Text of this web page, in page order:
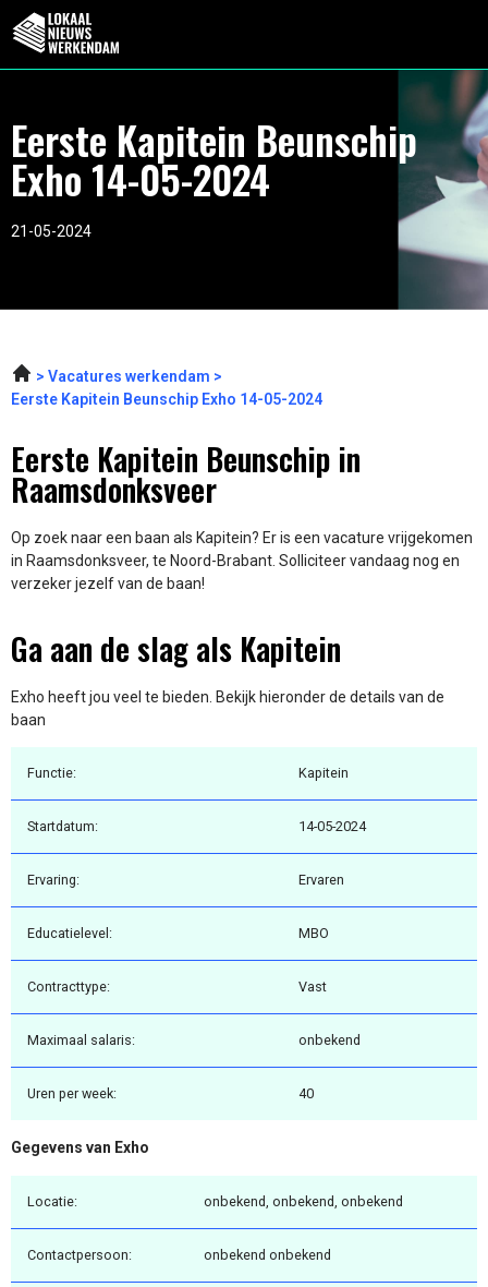
Eerste Kapitein Beunschip
Exho 14-05-2024
21-05-2024
Vacatures werkendam
Eerste Kapitein Beunschip Exho 14-05-2024
Eerste Kapitein Beunschip in
Raamsdonksveer
Op zoek naar een baan als Kapitein? Er is een vacature vrijgekomen
in Raamsdonksveer, te Noord-Brabant. Solliciteer vandaag nog en
verzeker jezelf van de baan!
Ga aan de slag als Kapitein
Exho heeft jou veel te bieden. Bekijk hieronder de details van de
baan
Functie: Kapitein
Startdatum: 14-05-2024
Ervaring: Ervaren
Educatielevel: MBO
Contracttype: Vast
Maximaal salaris: onbekend
Uren per week: 40
Gegevens van Exho
Locatie: onbekend, onbekend, onbekend
Contactpersoon: onbekend onbekend